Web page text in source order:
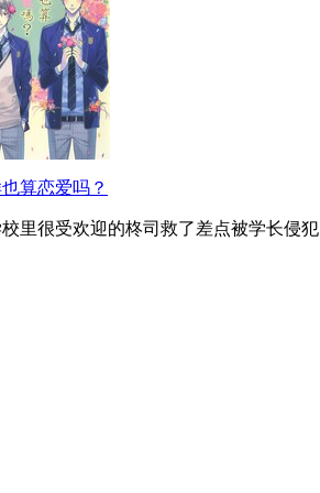
算恋爱吗？
里很受欢迎的柊司救了差点被学长侵犯